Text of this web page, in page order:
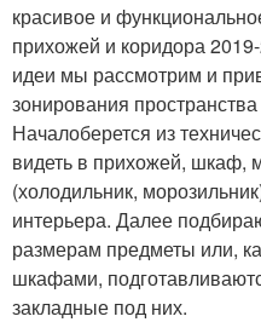
красивое и
прихожей и коридора
идеи мы рассмотрим и
зонирования
Началоберется из
видеть в прихожей, шкаф,
(холодильник,
интерьера. Далее
размерам предметы или,
шкафами,
закладные под них.